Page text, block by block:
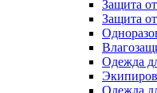
Защита
Защита
Одежда
Одежда